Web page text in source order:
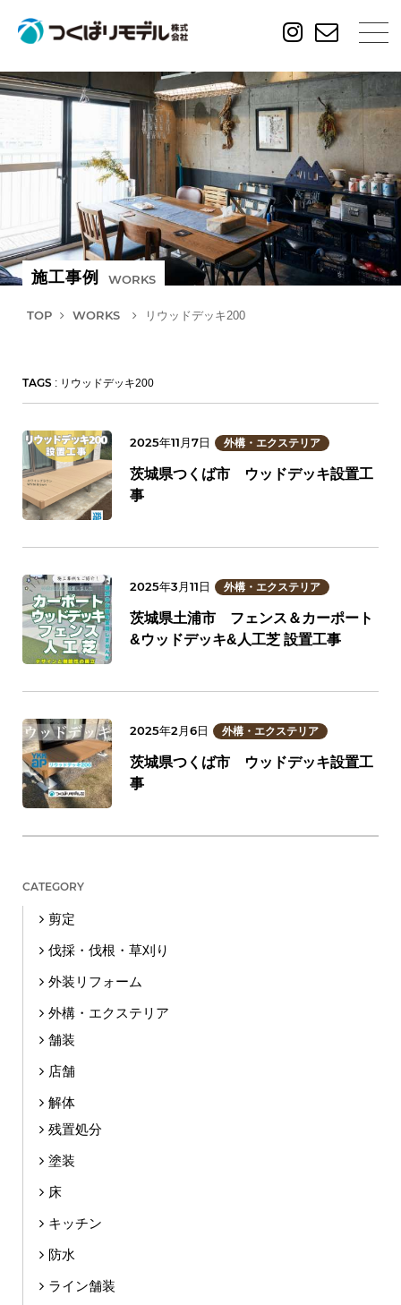
施工事例 WORKS
TOP WORKS リウッドデッキ200
TAGS : リウッドデッキ200
2025年11月7日 外構・エクステリア
茨城県つくば市 ウッドデッキ設置工
事
2025年3月11日 外構・エクステリア
茨城県土浦市 フェンス＆カーポート
&ウッドデッキ&人工芝 設置工事
2025年2月6日 外構・エクステリア
茨城県つくば市 ウッドデッキ設置工
事
CATEGORY
剪定
伐採・伐根・草刈り
外装リフォーム
外構・エクステリア
舗装
店舗
解体
残置処分
塗装
床
キッチン
防水
ライン舗装